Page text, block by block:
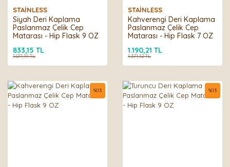
STAİNLESS
Siyah Deri Kaplama
Paslanmaz Çelik Cep
Matarası - Hip Flask 9 OZ
833,15 TL
1.071,19 TL
STAİNLESS
Kahverengi Deri Kaplama
Paslanmaz Çelik Cep
Matarası - Hip Flask 7 OZ
1.190,21 TL
1.371,12 TL
%13 %13